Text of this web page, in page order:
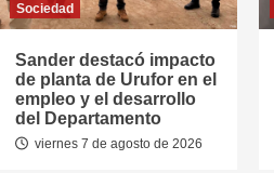
Sociedad
Sander destacó impacto
de planta de Urufor en el
empleo y el desarrollo
del Departamento
viernes 7 de agosto de 2026